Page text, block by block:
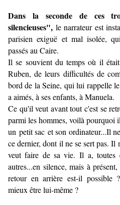
Dans la seconde de ces
silencieuses", le narrateur est
parisien exiguë et mal isolée,
passés au Caire.
Il se souvient du temps où il
Ruben, de leurs difficultés de
bord de la Seine, qui lui rappelle
a aimés, à ses enfants, à Manuela.
Ce qu'il veut avant tout c'est se
parmi les hommes, voilà pourquoi
un petit sac et son ordinateur...Il
ce dernier, dont il ne se sert pas.
veut faire de sa vie. Il a, toutes
autres...en silence, mais à
retour en arrière est-il possible
mieux être lui-même ?